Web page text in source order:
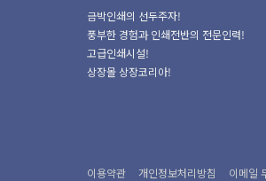
금박인쇄의 선두주자!
풍부한 경험과 인쇄전반의 전문인력!
고급인쇄시설!
상장몰 상장코리아!
이용약관 개인정보처리방침 이메일